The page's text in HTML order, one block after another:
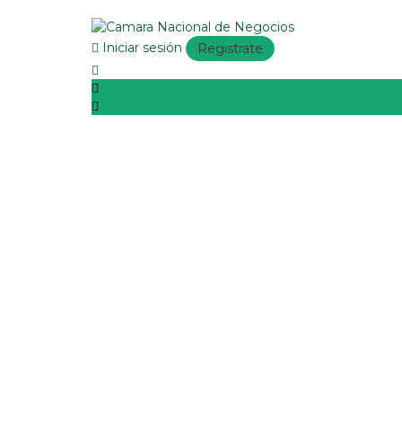
Iniciar sesión Registrate